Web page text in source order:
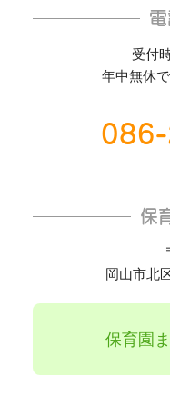
受付
年中無休
保
岡山市北
保育園